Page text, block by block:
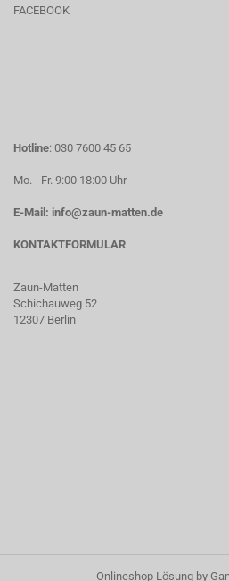
FACEBOOK
Hotline: 030 7600 45 65
Mo. - Fr. 9:00 18:00 Uhr
E-Mail: info@zaun-matten.de
KONTAKTFORMULAR
Zaun-Matten
Schichauweg 52
12307 Berlin
Onlineshop Lösungby